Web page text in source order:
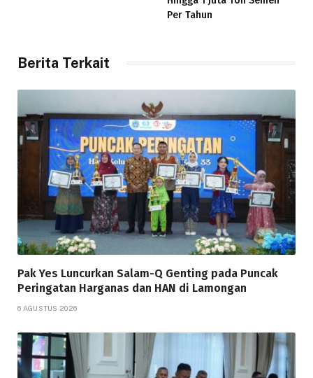
Per Tahun
Berita Terkait
Pak Yes Luncurkan Salam-Q Genting pada Puncak
Peringatan Harganas dan HAN di Lamongan
6 AGUSTUS 2026